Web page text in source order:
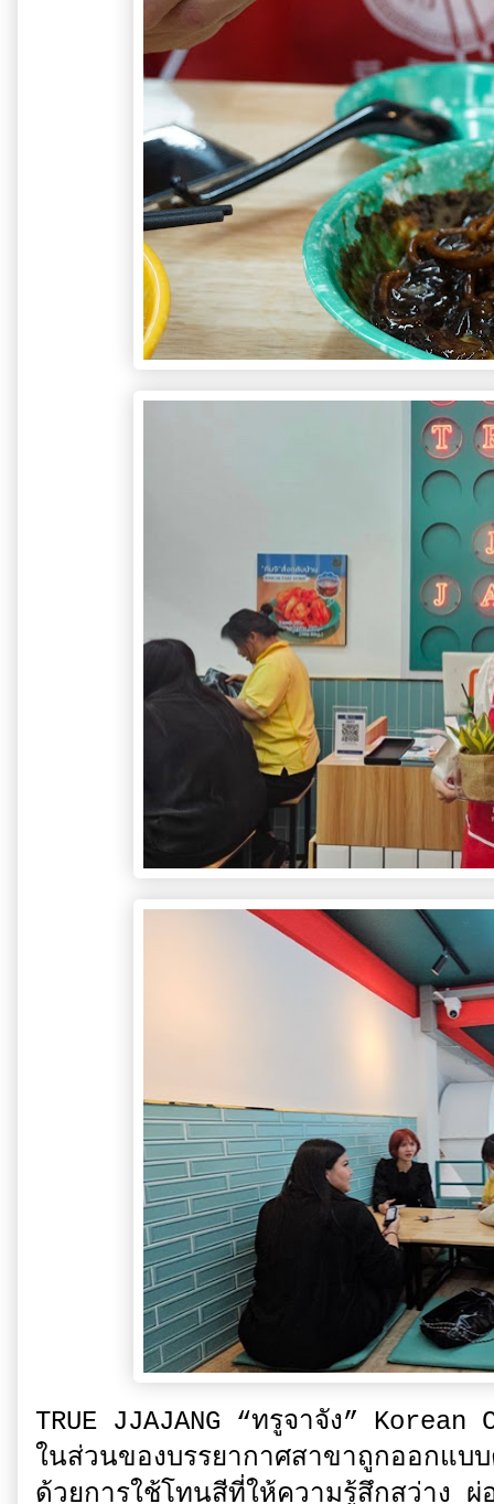
TRUE JJAJANG “ทรูจาจัง”
ในส่วนของบรรยากาศสาขาถูกออกแบ
ด้วยการใช้โทนสีที่ให้ความรู้สึกสว่าง